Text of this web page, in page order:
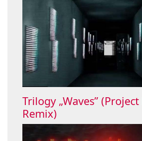
Trilogy „Waves”
Remix)